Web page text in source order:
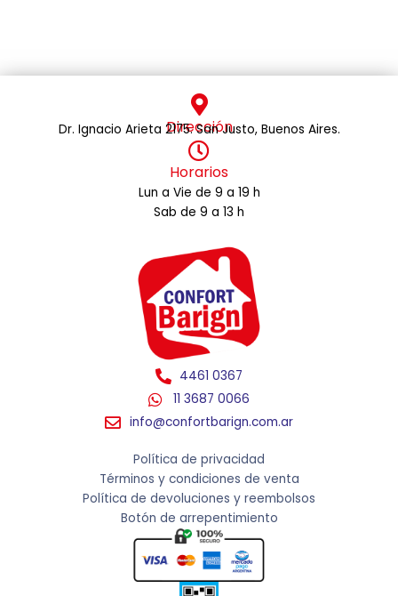
Dirección
Dr. Ignacio Arieta 2175. San Justo, Buenos Aires.
Horarios
Lun a Vie de 9 a 19 h
Sab de 9 a 13 h
4461 0367
11 3687 0066
info@confortbarign.com.ar
Política de privacidad
Términos y condiciones de venta
Política de devoluciones y reembolsos
Botón de arrepentimiento